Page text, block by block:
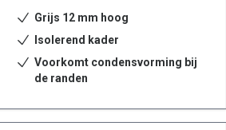
Grijs 12 mm hoog
Isolerend kader
Voorkomt condensvorming bij
de randen